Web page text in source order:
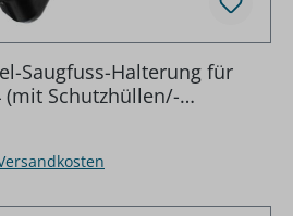
Saugfuss-Halterung für
(mit Schutzhüllen/-
(1 Zoll), Tab-Tite